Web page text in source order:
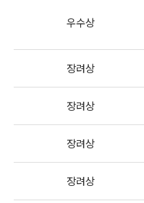
우수상
장려상
장려상
장려상
장려상